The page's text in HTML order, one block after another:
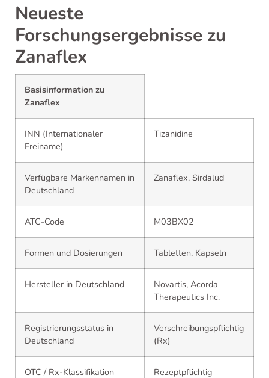
Neueste
Forschungsergebnisse zu
Zanaflex
Basisinformation zu
Zanaflex
INN (Internationaler
Freiname)
Tizanidine
Verfügbare Markennamen in
Deutschland
Zanaflex, Sirdalud
ATC-Code M03BX02
Formen und Dosierungen Tabletten, Kapseln
Hersteller in Deutschland
Novartis, Acorda
Therapeutics Inc.
Registrierungsstatus in
Deutschland
Verschreibungspflichtig
(Rx)
OTC / Rx-Klassifikation Rezeptpflichtig